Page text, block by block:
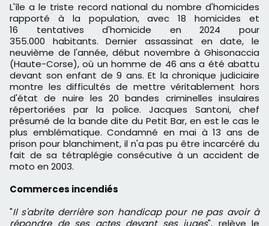
L'île a le triste record national du nombre d'homicides
rapporté à la population, avec 18 homicides et
16 tentatives d'homicide en 2024 pour
355.000 habitants. Dernier assassinat en date, le
neuvième de l'année, début novembre à Ghisonaccia
(Haute-Corse), où un homme de 46 ans a été abattu
devant son enfant de 9 ans. Et la chronique judiciaire
montre les difficultés de mettre véritablement hors
d'état de nuire les 20 bandes criminelles insulaires
répertoriées par la police. Jacques Santoni, chef
présumé de la bande dite du Petit Bar, en est le cas le
plus emblématique. Condamné en mai à 13 ans de
prison pour blanchiment, il n'a pas pu être incarcéré du
fait de sa tétraplégie consécutive à un accident de
moto en 2003.
Commerces incendiés
"Il s'abrite derrière son handicap pour ne pas avoir à